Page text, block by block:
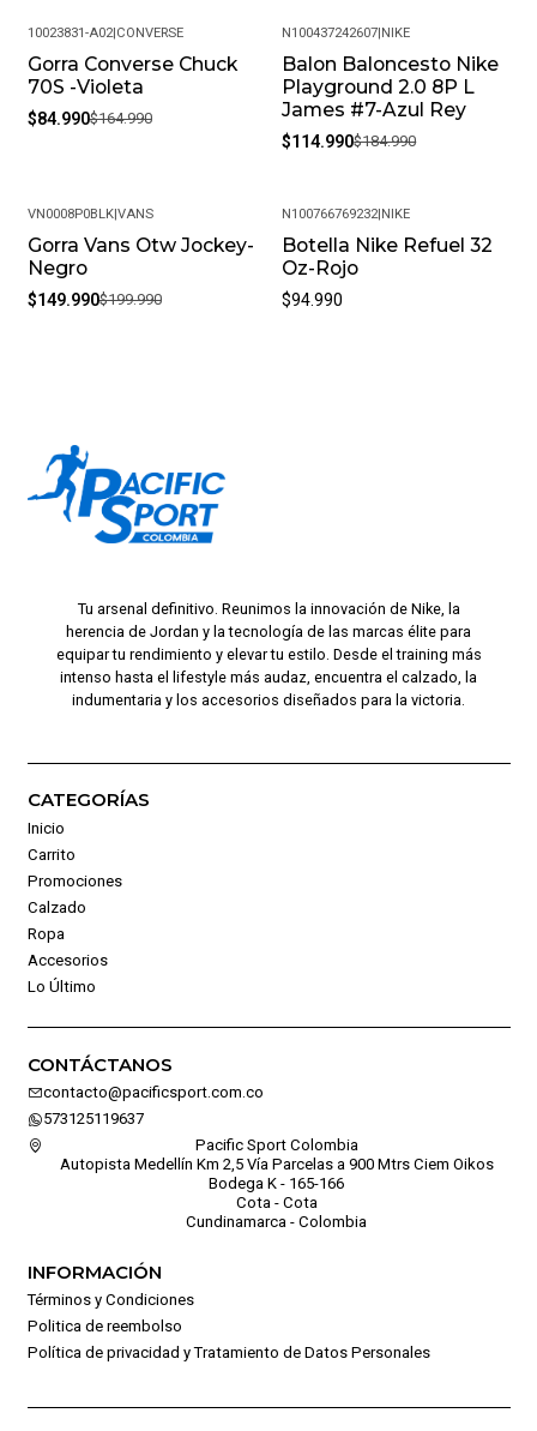
-48%
10023831-A02| CONVERSE
Gorra Converse Chuck
70S -Violeta
$84.990$164.990
-38%
N100437242607 NIKE
Balon Baloncesto Nike
Playground 2.0 8P L
James #7-Azul Rey
$114.990$184.990
-25%
VN0008P0BLK| VANS
Gorra Vans Otw Jockey-
Negro
$149.990$199.990
N100766769232| NIKE
Botella Nike Refuel 32
Oz-Rojo
$94.990
Tu arsenal definitivo. Reunimos la innovación de Nike, la
herencia de Jordan y la tecnología de las marcas élite para
equipar tu rendimiento y elevar tu estilo. Desde el training más
intenso hasta el lifestyle más audaz, encuentra el calzado, la
indumentaria y los accesorios diseñados para la victoria.
CATEGORÍAS
Inicio
Carrito
Promociones
Calzado
Ropa
Accesorios
Lo Último
CONTÁCTANOS
contacto@pacificsport.com.co
573125119637
Pacific Sport Colombia
Autopista Medellín Km 2,5 Vía Parcelas a 900 Mtrs Ciem Oikos
Bodega K - 165-166
Cota - Cota
Cundinamarca - Colombia
INFORMACIÓN
Términos y Condiciones
Politica de reembolso
Política de privacidad y Tratamiento de Datos Personales